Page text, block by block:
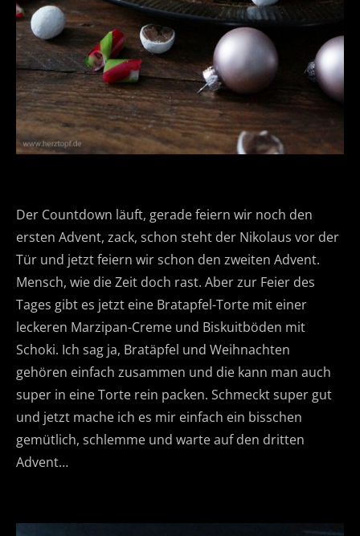
Der Countdown läuft, gerade feiern wir noch den
ersten Advent, zack, schon steht der Nikolaus vor der
Tür und jetzt feiern wir schon den zweiten Advent.
Mensch, wie die Zeit doch rast. Aber zur Feier des
Tages gibt es jetzt eine Bratapfel-Torte mit einer
leckeren Marzipan-Creme und Biskuitböden mit
Schoki. Ich sag ja, Bratäpfel und Weihnachten
gehören einfach zusammen und die kann man auch
super in eine Torte rein packen. Schmeckt super gut
und jetzt mache ich es mir einfach ein bisschen
gemütlich, schlemme und warte auf den dritten
Advent…